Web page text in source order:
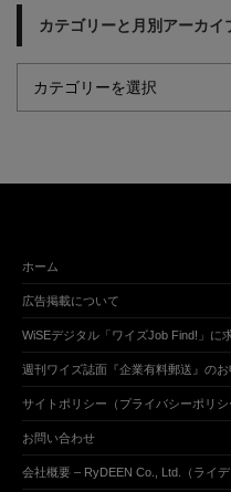
カテゴリーと月別アーカイ
ホーム
広告掲載について
WiSEデジタル「ワイズJob Find!」に
週刊ワイズ誌面『企業有料郵送』の
サイトポリシー（プライバシーポリシ
お問い合わせ
会社概要 – RyDEEN Co., Ltd.（ライデ